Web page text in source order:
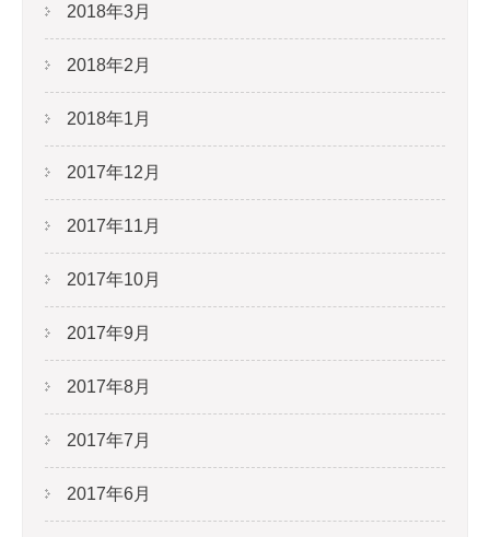
2018年3月
2018年2月
2018年1月
2017年12月
2017年11月
2017年10月
2017年9月
2017年8月
2017年7月
2017年6月